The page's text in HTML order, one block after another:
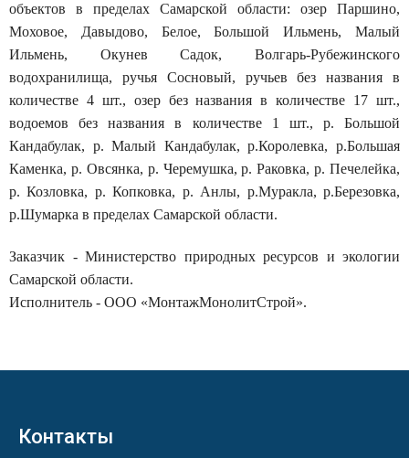
объектов в пределах Самарской области: озер Паршино,
Моховое, Давыдово, Белое, Большой Ильмень, Малый
Ильмень, Окунев Садок, Волгарь-Рубежинского
водохранилища, ручья Сосновый, ручьев без названия в
количестве 4 шт., озер без названия в количестве 17 шт.,
водоемов без названия в количестве 1 шт., р. Большой
Кандабулак, р. Малый Кандабулак, р.Королевка, р.Большая
Каменка, р. Овсянка, р. Черемушка, р. Раковка, р. Печелейка,
р. Козловка, р. Копковка, р. Анлы, р.Муракла, р.Березовка,
р.Шумарка в пределах Самарской области.
Заказчик - Министерство природных ресурсов и экологии
Самарской области.
Исполнитель - ООО «МонтажМонолитСтрой».
Контакты